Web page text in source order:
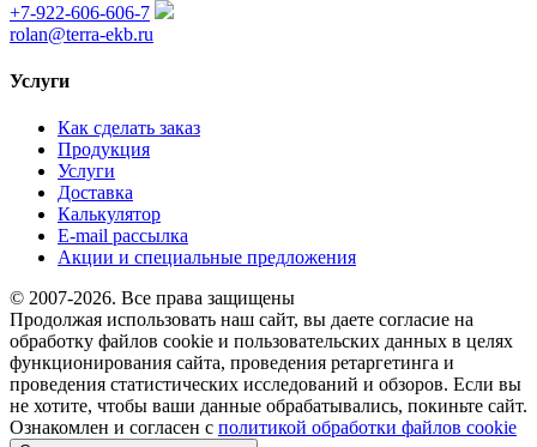
+7-922-606-606-7
rolan@terra-ekb.ru
Услуги
Как сделать заказ
Продукция
Услуги
Доставка
Калькулятор
E-mail рассылка
Акции и специальные предложения
© 2007-2026. Все права защищены
Продолжая использовать наш сайт, вы даете согласие на
обработку файлов cookie и пользовательских данных в целях
функционирования сайта, проведения ретаргетинга и
проведения статистических исследований и обзоров. Если вы
не хотите, чтобы ваши данные обрабатывались, покиньте сайт.
Ознакомлен и согласен с политикой обработки файлов cookie